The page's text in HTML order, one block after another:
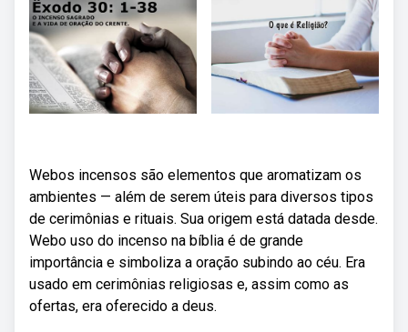
Webos incensos são elementos que aromatizam os
ambientes — além de serem úteis para diversos tipos
de cerimônias e rituais. Sua origem está datada desde.
Webo uso do incenso na bíblia é de grande
importância e simboliza a oração subindo ao céu. Era
usado em cerimônias religiosas e, assim como as
ofertas, era oferecido a deus.